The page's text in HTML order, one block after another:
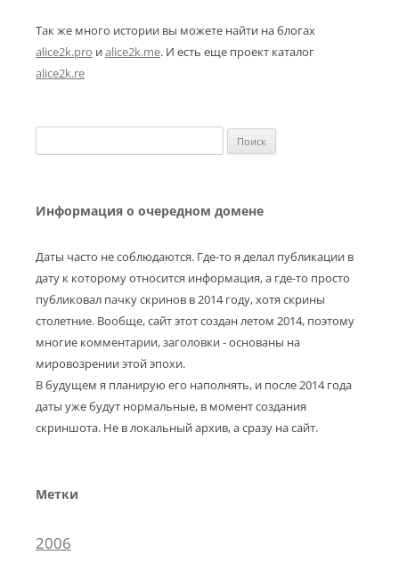
Так же много истории вы можете найти на блогах
alice2k.pro иalice2k.me. И есть еще проект каталог
alice2k.re
Информация о очередном домене
Даты часто не соблюдаются. Где-то я делал публикации в
дату к которому относится информация, а где-то просто
публиковал пачку скринов в 2014 году, хотя скрины
столетние. Вообще, сайт этот создан летом 2014, поэтому
многие комментарии, заголовки - основаны на
мировозрении этой эпохи.
В будущем я планирую его наполнять, и после 2014 года
даты уже будут нормальные, в момент создания
скриншота. Не в локальный архив, а сразу на сайт.
Метки
2006